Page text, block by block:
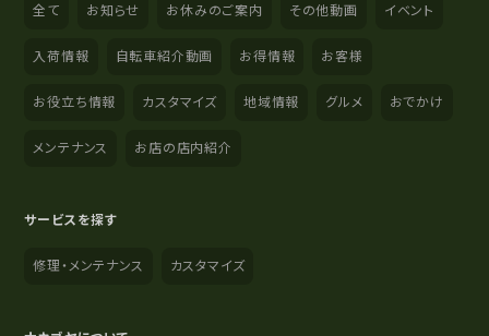
全て お知らせ お休みのご案内 その他動画 イベント
入荷情報 自転車紹介動画 お得情報 お客様
お役立ち情報 カスタマイズ 地域情報 グルメ おでかけ
メンテナンス お店の店内紹介
サービスを探す
修理・メンテナンス カスタマイズ